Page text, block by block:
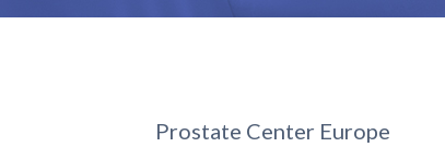
Prostate Center Europe